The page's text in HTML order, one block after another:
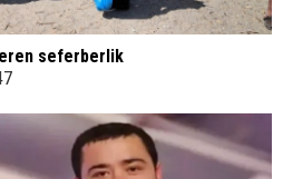
seferberlik